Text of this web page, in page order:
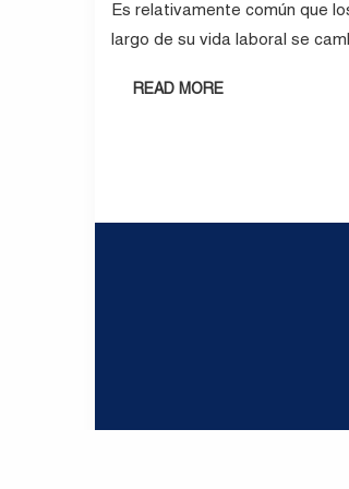
Es relativamente común que
largo de su vida laboral se
READ MORE